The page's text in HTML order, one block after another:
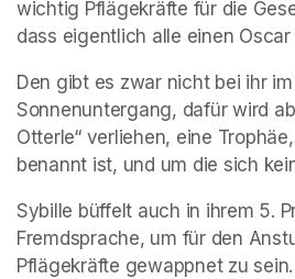
wichtig Pflägekräfte für die
dass eigentlich alle einen
Den gibt es zwar nicht bei ihr
Sonnenuntergang, dafür wird
Otterle“ verliehen, eine
benannt ist, und um die sich
Sybille büffelt auch in ihrem 5.
Fremdsprache, um für den
Pflägekräfte gewappnet zu